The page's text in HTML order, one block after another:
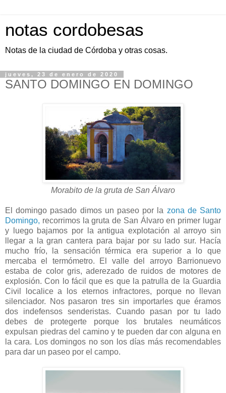
notas cordobesas
Notas de la ciudad de Córdoba y otras cosas.
jueves, 23 de enero de 2020
SANTO DOMINGO EN DOMINGO
Morabito de la gruta de San Álvaro
El domingo pasado dimos un paseo por la zona de Santo
Domingo, recorrimos la gruta de San Álvaro en primer lugar
y luego bajamos por la antigua explotación al arroyo sin
llegar a la gran cantera para bajar por su lado sur. Hacía
mucho frío, la sensación térmica era superior a lo que
mercaba el termómetro. El valle del arroyo Barrionuevo
estaba de color gris, aderezado de ruidos de motores de
explosión. Con lo fácil que es que la patrulla de la Guardia
Civil localice a los eternos infractores, porque no llevan
silenciador. Nos pasaron tres sin importarles que éramos
dos indefensos senderistas. Cuando pasan por tu lado
debes de protegerte porque los brutales neumáticos
expulsan piedras del camino y te pueden dar con alguna en
la cara. Los domingos no son los días más recomendables
para dar un paseo por el campo.